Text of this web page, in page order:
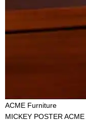
ACME Furniture
MICKEY POSTER